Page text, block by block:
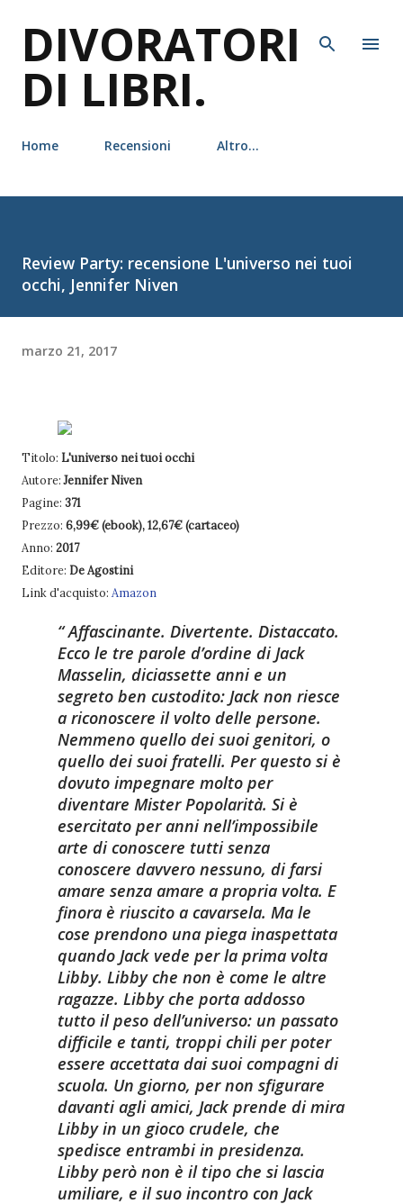
DIVORATORI
DI LIBRI.
Home Recensioni Altro…
Review Party: recensione L'universo nei tuoi
occhi, Jennifer Niven
marzo 21, 2017
Titolo: L'universo nei tuoi occhi
Autore:Jennifer Niven
Pagine: 371
Prezzo: 6,99€ (ebook), 12,67€ (cartaceo)
Anno: 2017
Editore: De Agostini
Link d'acquisto: Amazon
Affascinante. Divertente. Distaccato.
Ecco le tre parole d’ordine di Jack
Masselin, diciassette anni e un
segreto ben custodito: Jack non riesce
a riconoscere il volto delle persone.
Nemmeno quello dei suoi genitori, o
quello dei suoi fratelli. Per questo si è
dovuto impegnare molto per
diventare Mister Popolarità. Si è
esercitato per anni nell’impossibile
arte di conoscere tutti senza
conoscere davvero nessuno, di farsi
amare senza amare a propria volta. E
finora è riuscito a cavarsela. Ma le
cose prendono una piega inaspettata
quando Jack vede per la prima volta
Libby. Libby che non è come le altre
ragazze. Libby che porta addosso
tutto il peso dell’universo: un passato
difficile e tanti, troppi chili per poter
essere accettata dai suoi compagni di
scuola. Un giorno, per non sfigurare
davanti agli amici, Jack prende di mira
Libby in un gioco crudele, che
spedisce entrambi in presidenza.
Libby però non è il tipo che si lascia
umiliare, e il suo incontro con Jack